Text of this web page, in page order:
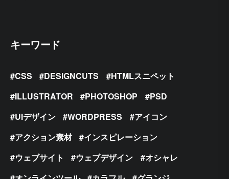
キーワード
CSS DESIGNCUTS
HTMLスニペット
ILLUSTRATOR
PHOTOSHOP
PSD
UIデザイン
WORDPRESS
アイコン
アクション素材
インスピレーション
ウェブサイト
ウェブデザイン
オシャレ